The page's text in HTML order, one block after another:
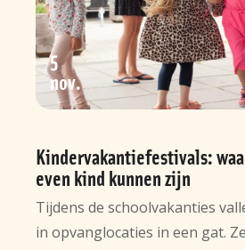
Kindervakantiefestivals:
even kind kunnen zijn
5
nov
Tijdens de schoolvakanties
in opvanglocaties in een gat.